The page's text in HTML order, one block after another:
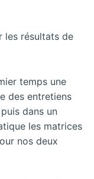
les résultats de
temps une
des entretiens
dans un
les matrices
nos deux